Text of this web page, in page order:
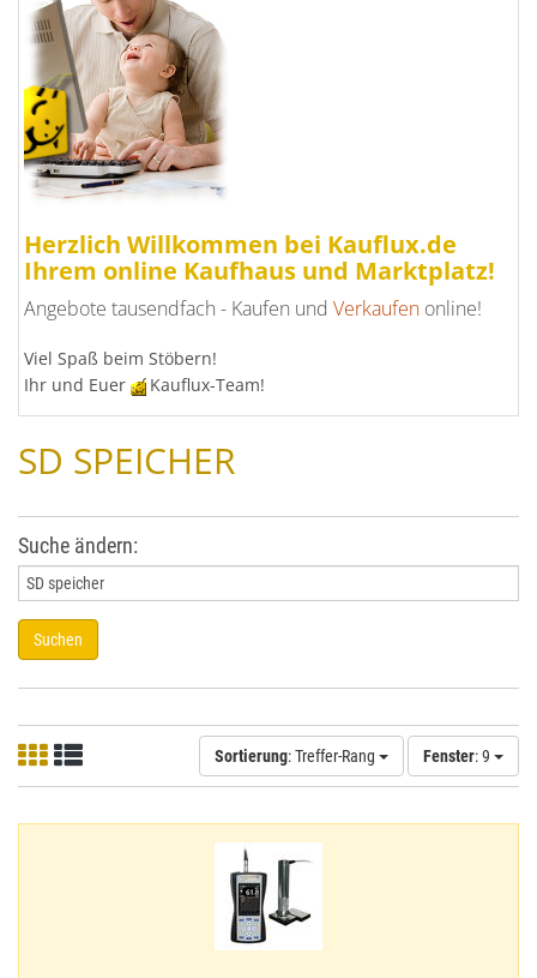
Herzlich Willkommen bei Kauflux.de
Ihrem online Kaufhaus und Marktplatz!
Angebote tausendfach - Kaufen und Verkaufen online!
Viel Spaß beim Stöbern!
Ihr und Euer
Kauflux-Team!
SD SPEICHER
Suche ändern:
Suchen
Sortierung: Treffer-Rang Fenster: 9